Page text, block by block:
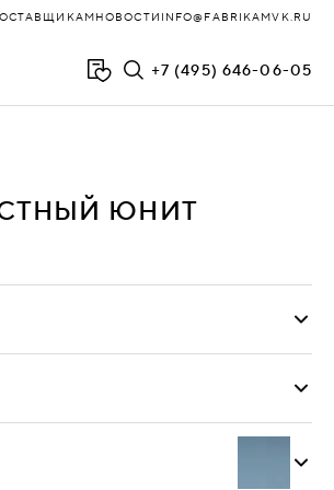
НОВОСТИ INFO@FABRIKAMVK.RU
+7 (495) 646-06-05
ЮНИТ